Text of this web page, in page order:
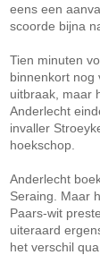
eens een
scoorde bijna
Tien minuten
binnenkort nog
uitbraak, maar
Anderlecht
invaller
hoekschop.
Anderlecht
Seraing. Maar
Paars-wit
uiteraard
het verschil